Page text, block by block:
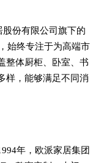
份有限公司旗下的
始终专注于为高端市
整体厨柜、卧室、书
样，能够满足不同消
年，欧派家居集团